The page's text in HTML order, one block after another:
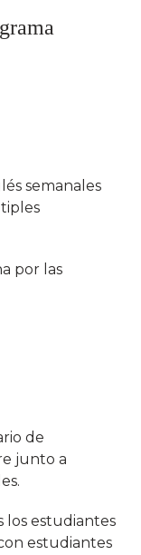
semanales
por las
de
junto a
los estudiantes
estudiantes